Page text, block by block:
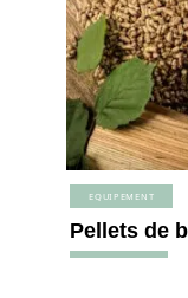
EQUIPEMENT
Pellets de